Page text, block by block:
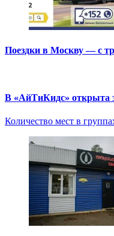
Поездки в Москву — с
В «АйТиКидс» открыта
Количество мест в